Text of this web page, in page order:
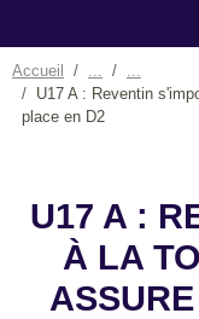
Accueil
U17 A : Reventin
place en D2
U17 A :
À LA